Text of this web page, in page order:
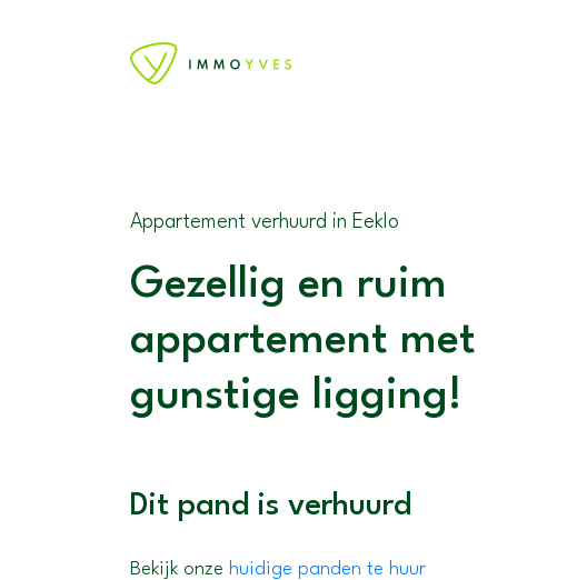
Gezellig en ruim
appartement met
gunstige ligging!
Appartement verhuurd in Eeklo
Dit pand is verhuurd
Bekijk onze huidige panden te huur